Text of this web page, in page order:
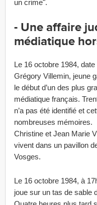
un crime".
- Une affaire
médiatique
Le 16 octobre 1984,
Grégory Villemin, jeune
le début d’un des plus
médiatique français.
n’a pas été identifié et
nombreuses mémoires.
Christine et Jean Marie
vivent dans un pavillon
Vosges.
Le 16 octobre 1984, à
joue sur un tas de sable